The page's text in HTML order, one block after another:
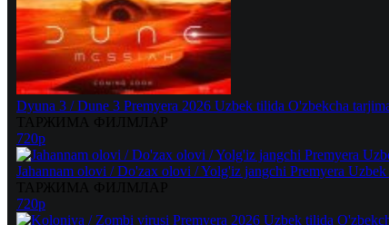
Dyuna 3 / Dune 3 Premyera 2026 Uzbek tilida O'zbekcha
720p
Jahannam olovi / Do'zax olovi / Yolg'iz jangchi Premyera
720p